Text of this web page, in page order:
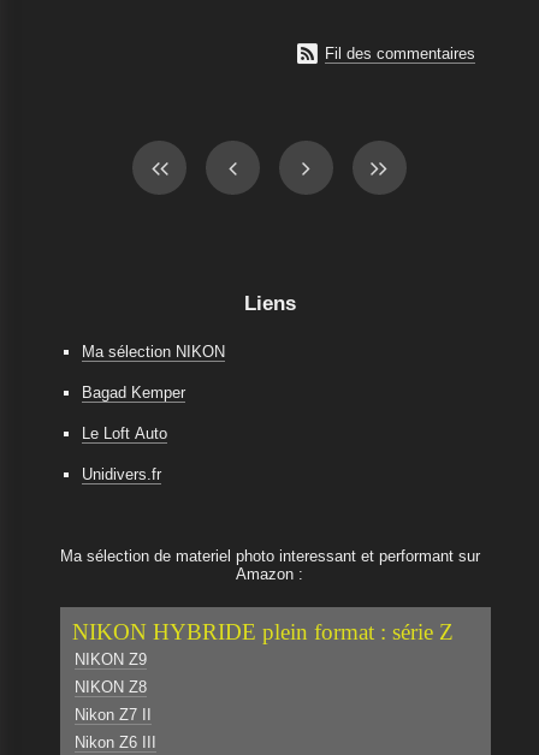
 Fil des commentaires
Liens
Ma sélection NIKON
Bagad Kemper
Le Loft Auto
Unidivers.fr
Ma sélection de materiel photo interessant et performant sur
Amazon :
NIKON HYBRIDE plein format : série Z
NIKON Z9
NIKON Z8
Nikon Z7 II
Nikon Z6 III